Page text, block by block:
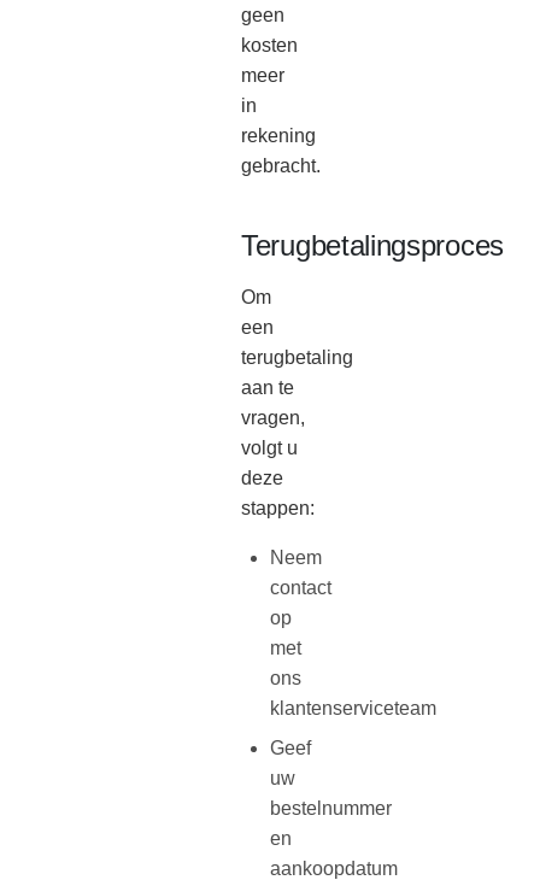
geen
kosten
meer
in
rekening
gebracht.
Terugbetalingsproces
Om
een ​​
terugbetaling
aan te
vragen,
volgt u
deze
stappen:
Neem
contact
op
met
ons
klantenserviceteam
Geef
uw
bestelnummer
en
aankoopdatum